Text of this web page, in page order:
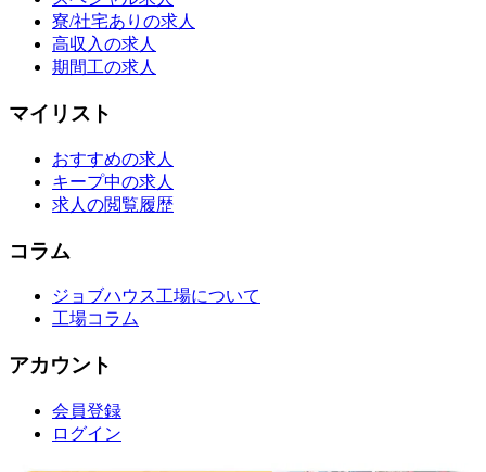
寮/社宅ありの求人
高収入の求人
期間工の求人
マイリスト
おすすめの求人
キープ中の求人
求人の閲覧履歴
コラム
ジョブハウス工場について
工場コラム
アカウント
会員登録
ログイン